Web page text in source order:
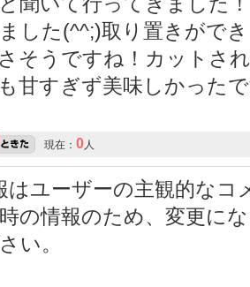
した(^^;)取り置きがで
そうですね！カットさ
甘すぎず美味しかった
現在： 0人
ユーザーの主観的なコ
の情報のため、変更に
い。